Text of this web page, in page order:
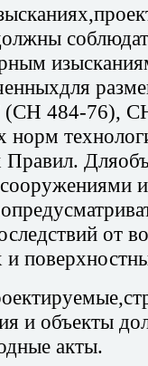
(СН 484-76),
норм
от
и объекты
акты.